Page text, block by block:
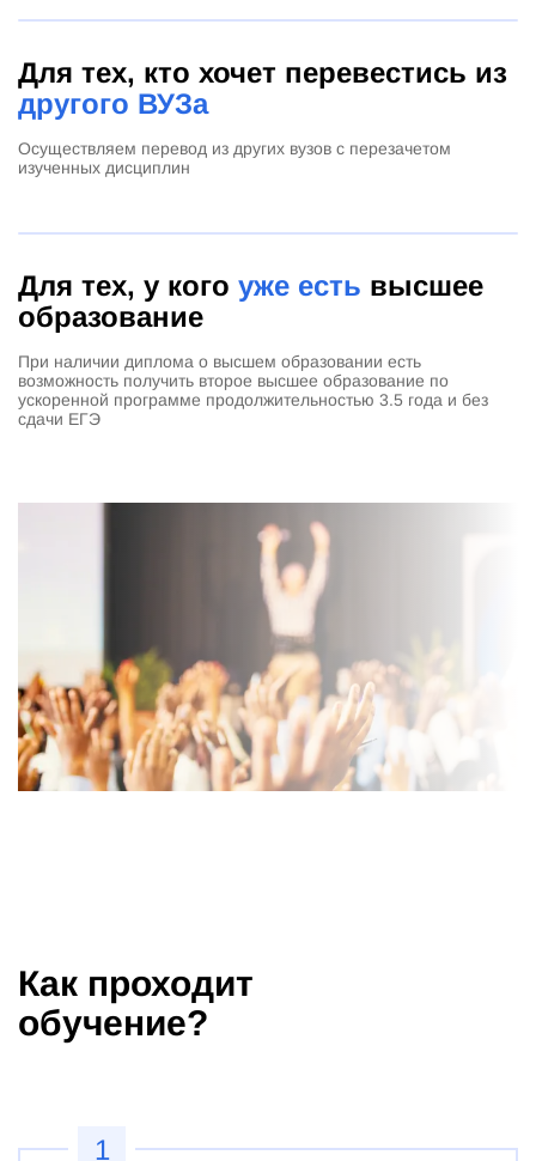
Для тех, кто хочет перевестись из
другого ВУЗа
Осуществляем перевод из других вузов с перезачетом
изученных дисциплин
Для тех, у кого уже есть высшее
образование
При наличии диплома о высшем образовании есть
возможность получить второе высшее образование по
ускоренной программе продолжительностью 3.5 года и без
сдачи ЕГЭ
Как проходит
обучение?
1